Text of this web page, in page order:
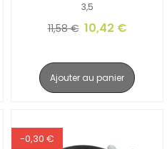
3,5
11,58 € 10,42 €
Ajouter au panier
-0,30 €